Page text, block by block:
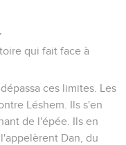
qui fait face à
ces limites. Les
Léshem. Ils s'en
de l'épée. Ils en
Dan, du